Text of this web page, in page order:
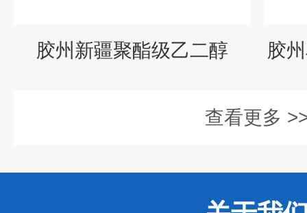
胶州新疆聚酯级乙二醇 胶
查看更多